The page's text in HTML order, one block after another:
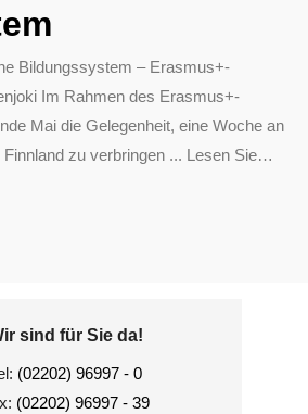
Bildungssystem – Erasmus+-
Im Rahmen des Erasmus+-
Mai die Gelegenheit, eine Woche an
zu verbringen ... Lesen Sie…
sind für Sie da!
(02202) 96997 - 0
(02202) 96997 - 39